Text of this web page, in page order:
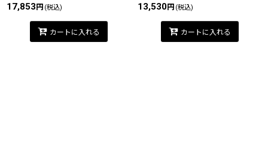
17,853 円 (税込)
カートに入れる
13,530円 (税込)
カートに入れる